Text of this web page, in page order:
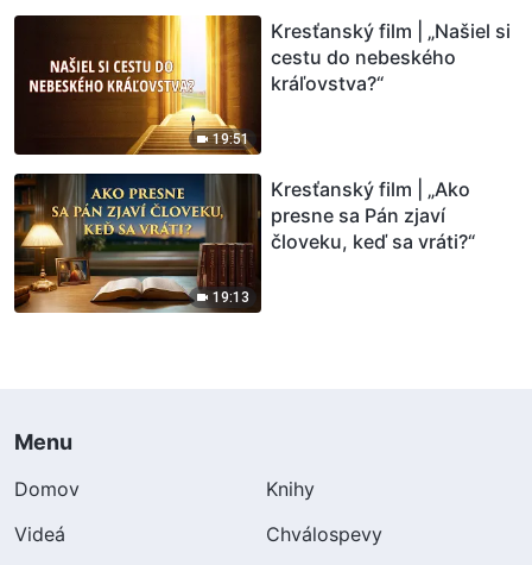
19:51
Kresťanský film | „Našiel si
cestu do nebeského
kráľovstva?“
19:13
Kresťanský film | „Ako
presne sa Pán zjaví
človeku, keď sa vráti?“
Menu
Domov
Knihy
Videá
Chválospevy